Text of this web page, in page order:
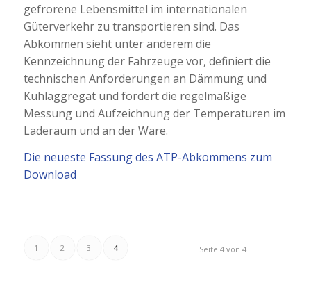
gefrorene Lebensmittel im internationalen
Güterverkehr zu transportieren sind. Das
Abkommen sieht unter anderem die
Kennzeichnung der Fahrzeuge vor, definiert die
technischen Anforderungen an Dämmung und
Kühlaggregat und fordert die regelmäßige
Messung und Aufzeichnung der Temperaturen im
Laderaum und an der Ware.
Die neueste Fassung des ATP-Abkommens zum
Download
Seite 4 von 4
1 2 3 4